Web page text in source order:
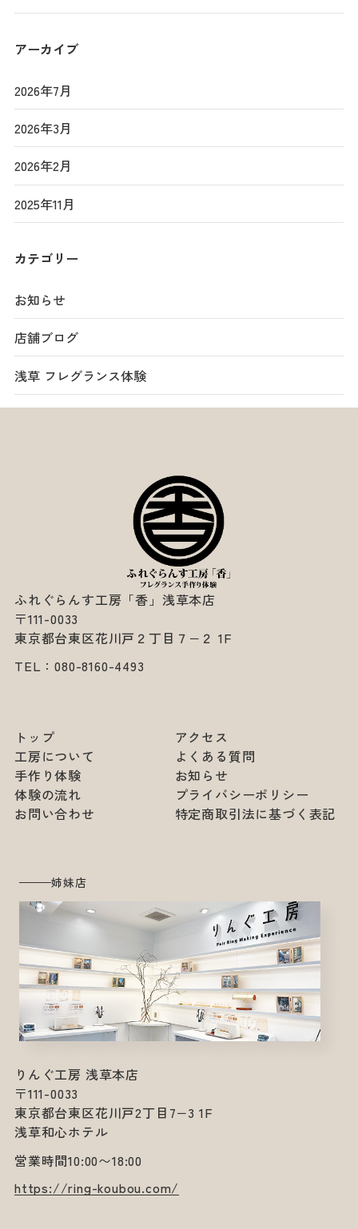
アーカイブ
2026年7月
2026年3月
2026年2月
2025年11月
カテゴリー
お知らせ
店舗ブログ
浅草 フレグランス体験
ふれぐらんす工房「香」浅草本店
〒111-0033
東京都台東区花川戸２丁目７−２ 1F
TEL：080-8160-4493
トップ
工房について
手作り体験
体験の流れ
お問い合わせ
アクセス
よくある質問
お知らせ
プライバシーポリシー
特定商取引法に基づく表記
姉妹店
りんぐ工房 浅草本店
〒111-0033
東京都台東区花川戸2丁目7−3 1F
浅草和心ホテル
営業時間10:00〜18:00
https://ring-koubou.com/